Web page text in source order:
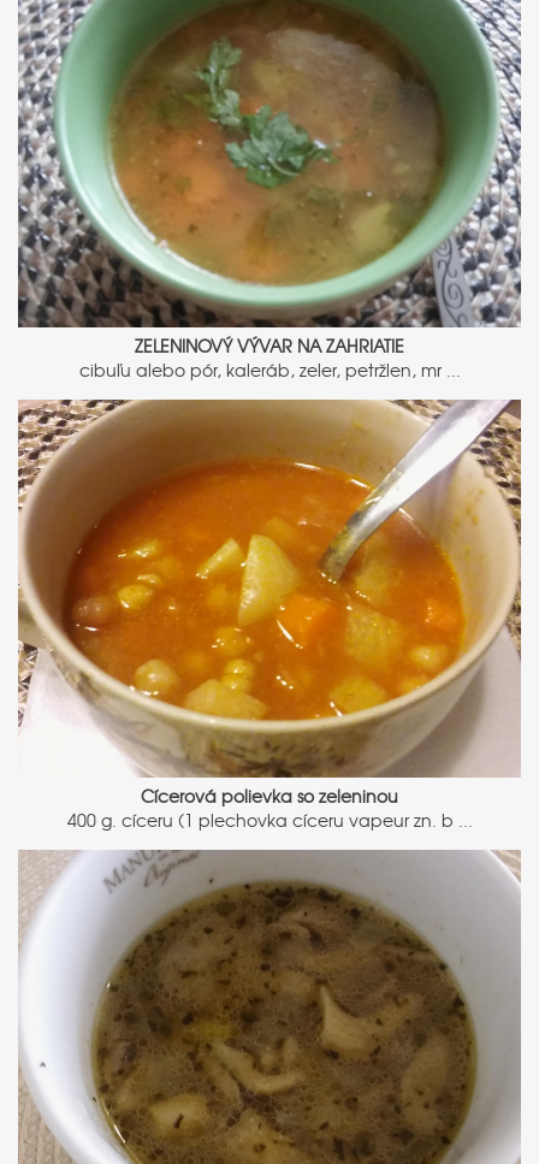
ZELENINOVÝ VÝVAR NA ZAHRIATIE
cibuľu alebo pór, kaleráb, zeler, petržlen, mr ...
Cícerová polievka so zeleninou
400 g. cíceru (1 plechovka cíceru vapeur zn. b ...